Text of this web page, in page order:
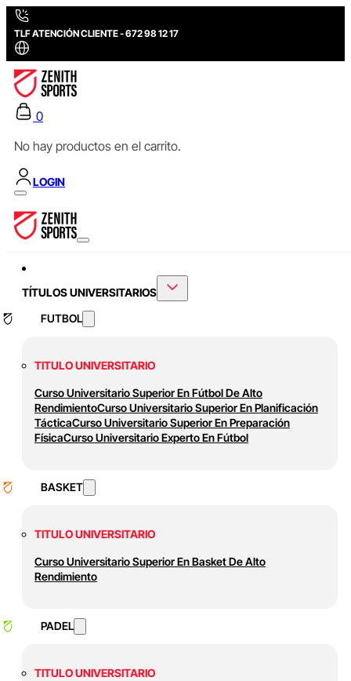
TLF ATENCIÓN CLIENTE - 672 98 12 17
0
No hay productos en el carrito.
LOGIN
TÍTULOS UNIVERSITARIOS
FUTBOL
TITULO UNIVERSITARIO
Curso Universitario Superior En Fútbol De Alto
RendimientoCurso Universitario Superior En Planificación
TácticaCurso Universitario Superior En Preparación
FísicaCurso Universitario Experto En Fútbol
BASKET
TITULO UNIVERSITARIO
Curso Universitario Superior En Basket De Alto
Rendimiento
PADEL
TITULO UNIVERSITARIO